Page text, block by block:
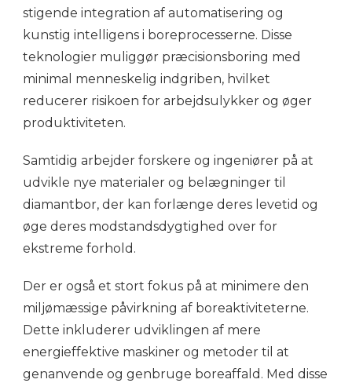
stigende integration af automatisering og
kunstig intelligens i boreprocesserne. Disse
teknologier muliggør præcisionsboring med
minimal menneskelig indgriben, hvilket
reducerer risikoen for arbejdsulykker og øger
produktiviteten.
Samtidig arbejder forskere og ingeniører på at
udvikle nye materialer og belægninger til
diamantbor, der kan forlænge deres levetid og
øge deres modstandsdygtighed over for
ekstreme forhold.
Der er også et stort fokus på at minimere den
miljømæssige påvirkning af boreaktiviteterne.
Dette inkluderer udviklingen af mere
energieffektive maskiner og metoder til at
genanvende og genbruge boreaffald. Med disse